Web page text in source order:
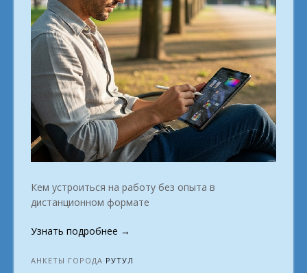
Кем устроиться на работу без опыта в
дистанционном формате
Узнать подробнее «Удалённые
для
→
АНКЕТЫ ГОРОДА РУТУЛ